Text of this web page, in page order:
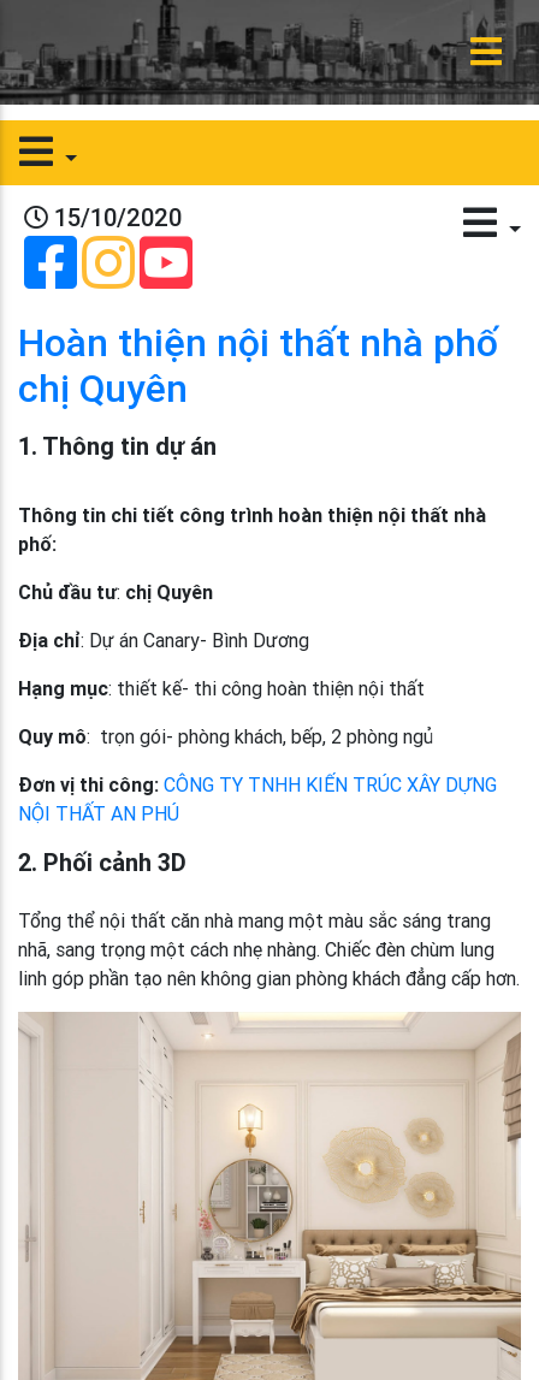
15/10/2020
Hoàn thiện nội thất nhà phố
chị Quyên
1. Thông tin dự án
Thông tin chi tiết công trình hoàn thiện nội thất nhà
phố:
Chủ đầu tư: chị Quyên
Địa chỉ: Dự án Canary- Bình Dương
Hạng mục: thiết kế- thi công hoàn thiện nội thất
Quy mô: trọn gói- phòng khách, bếp, 2 phòng ngủ
Đơn vị thi công: CÔNG TY TNHH KIẾN TRÚC XÂY DỰNG
NỘI THẤT AN PHÚ
2. Phối cảnh 3D
Tổng thể nội thất căn nhà mang một màu sắc sáng trang
nhã, sang trọng một cách nhẹ nhàng. Chiếc đèn chùm lung
linh góp phần tạo nên không gian phòng khách đẳng cấp hơn.